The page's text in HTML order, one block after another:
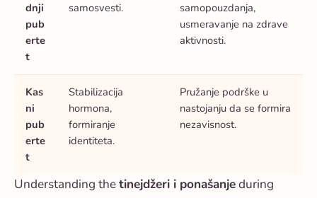
dnji
pub
erte
t
samosvesti.
samopouzdanja,
usmeravanje na zdrave
aktivnosti.
Kas
ni
pub
erte
t
Stabilizacija
hormona,
formiranje
identiteta.
Pružanje podrške u
nastojanju da se formira
nezavisnost.
Understanding thetinejdžeri i ponašanjeduring